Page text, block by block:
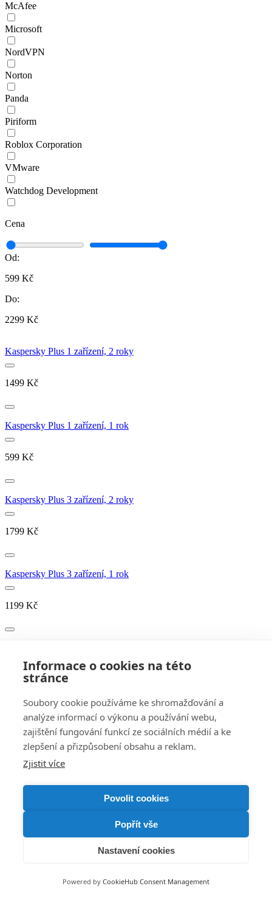
McAfee
Microsoft
NordVPN
Norton
Panda
Piriform
Roblox Corporation
VMware
Watchdog Development
Cena
Od:
599 Kč
Do:
2299 Kč
Kaspersky Plus 1 zařízení, 2 roky
1499 Kč
Kaspersky Plus 1 zařízení, 1 rok
599 Kč
Kaspersky Plus 3 zařízení, 2 roky
1799 Kč
Kaspersky Plus 3 zařízení, 1 rok
1199 Kč
1899 Kč
Kaspersky Plus 10 zařízení, 1 rok
Kč
Obchodní podmínky
Postup pro podávání stížností
Blik, GoPay, VISA, Mastercard, Maestro, Paypal, Bankovní převod
Informace o cookies na této
stránce
Soubory cookie používáme ke shromažďování a
analýze informací o výkonu a používání webu,
zajištění fungování funkcí ze sociálních médií a ke
zlepšení a přizpůsobení obsahu a reklam.
Zjistit více
Povolit cookies
Popřít vše
Nastavení cookies
Powered by CookieHub Consent Management